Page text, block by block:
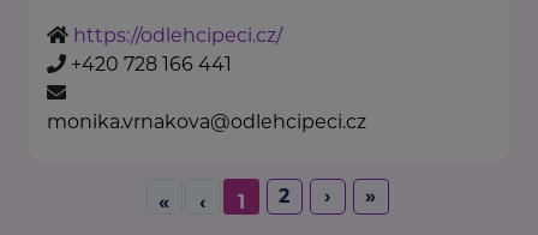
https://odlehcipeci.cz/
+420 728 166 441
monika.vrnakova@odlehcipeci.cz
« ‹ 1 2 › »